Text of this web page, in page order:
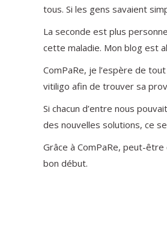
tous. Si les gens savaient
La seconde est plus
cette maladie. Mon blog est
ComPaRe, je l’espère de
vitiligo afin de trouver sa
Si chacun d’entre nous
des nouvelles solutions, ce
Grâce à ComPaRe, peut-
bon début.